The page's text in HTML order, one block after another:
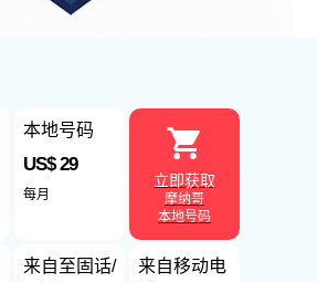
本地号码
US$ 29
每月
来自至固话/
立即获取
摩纳哥
本地号码
来自移动电